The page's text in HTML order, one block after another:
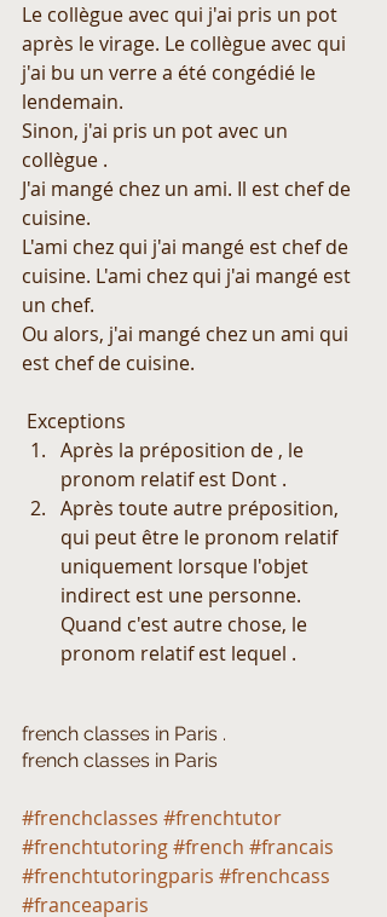
Le collègue avec qui j'ai pris un pot
après le virage. Le collègue avec qui
j'ai bu un verre a été congédié le
lendemain.
Sinon, j'ai pris un pot avec un
collègue .
J'ai mangé chez un ami. Il est chef de
cuisine.
L'ami chez qui j'ai mangé est chef de
cuisine. L'ami chez qui j'ai mangé est
un chef.
Ou alors, j'ai mangé chez un ami qui
est chef de cuisine.
Exceptions
Après la préposition de , le
pronom relatif est Dont .
Après toute autre préposition,
qui peut être le pronom relatif
uniquement lorsque l'objet
indirect est une personne.
Quand c'est autre chose, le
pronom relatif est lequel .
french classes in Paris .
french classes in Paris
#frenchclasses #frenchtutor
#frenchtutoring#french #francais
#frenchtutoringparis #frenchcass
#franceaparis